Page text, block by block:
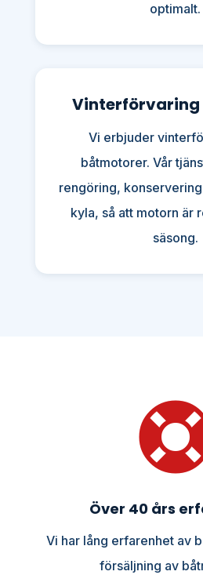
optimalt.
Vinterförvaring
Vi erbjuder
båtmotorer. Vår
rengöring,
kyla, så att motorn är
säsong.
Över 40 års
Vi har lång erfarenhet av
försäljning av